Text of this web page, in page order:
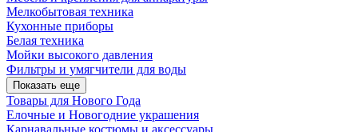
Мелкобытовая техника
Кухонные приборы
Белая техника
Мойки высокого давления
Фильтры и умягчители для воды
Показать еще
Товары для Нового Года
Елочные и Новогодние украшения
Карнавальные костюмы и аксессуары